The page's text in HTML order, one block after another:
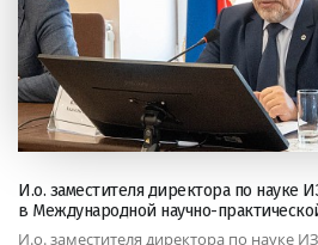
И.о. заместителя директора по науке
в Международной научно-
И.о. заместителя директора по науке